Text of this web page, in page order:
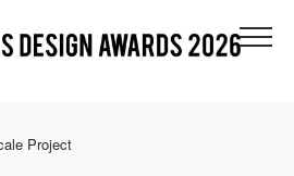
Project